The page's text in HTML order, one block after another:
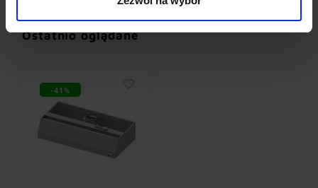
Ostatnio oglądane
-41%